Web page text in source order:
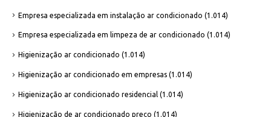
Empresa especializada em instalação ar condicionado (1.014)
Empresa especializada em limpeza de ar condicionado (1.014)
Higienização ar condicionado (1.014)
Higienização ar condicionado em empresas (1.014)
Higienização ar condicionado residencial (1.014)
Higienização de ar condicionado preço (1.014)